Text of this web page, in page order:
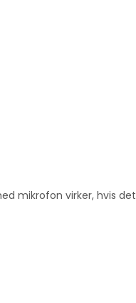
mikrofon virker, hvis